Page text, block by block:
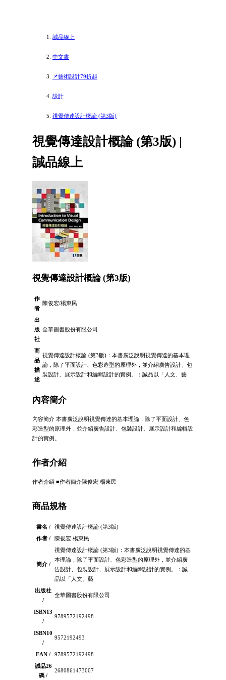
誠品線上
中文書
📌藝術設計79折起
設計
視覺傳達設計概論 (第3版)
視覺傳達設計概論 (第3版) |
誠品線上
視覺傳達設計概論 (第3版)
作
者
陳俊宏/楊東民
出
版
社
全華圖書股份有限公司
商
品
描
述
視覺傳達設計概論 (第3版)：本書廣泛說明視覺傳達的基本理
論，除了平面設計、色彩造型的原理外，並介紹廣告設計、包
裝設計、展示設計和編輯設計的實例。：誠品以「人文、藝
內容簡介
內容簡介 本書廣泛說明視覺傳達的基本理論，除了平面設計、色
彩造型的原理外，並介紹廣告設計、包裝設計、展示設計和編輯設
計的實例。
作者介紹
作者介紹 ■作者簡介陳俊宏 楊東民
商品規格
書名 /
視覺傳達設計概論 (第3版)
作者 /
陳俊宏 楊東民
簡介 /
視覺傳達設計概論 (第3版)：本書廣泛說明視覺傳達的基
本理論，除了平面設計、色彩造型的原理外，並介紹廣
告設計、包裝設計、展示設計和編輯設計的實例。：誠
品以「人文、藝
出版社
/
全華圖書股份有限公司
ISBN13
/
9789572192498
ISBN10
/
9572192493
EAN /
9789572192498
誠品26
碼 /
2680861473007